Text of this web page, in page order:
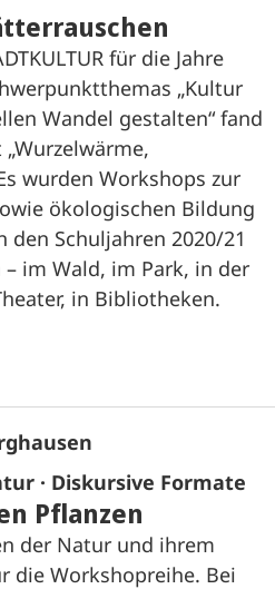
für die Jahre
„Kultur
Wandel gestalten“ fand
wurden Workshops zur
ökologischen Bildung
Schuljahren 2020/21
im Wald, im Park, in der
in Bibliotheken.
Diskursive Formate
Pflanzen
der Natur und ihrem
die Workshopreihe. Bei